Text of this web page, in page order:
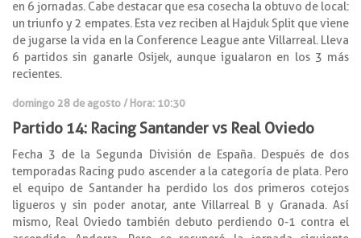
en 6 jornadas. Cabe destacar que esa cosecha la obtuvo de local:
un triunfo y 2 empates. Esta vez reciben al Hajduk Split que viene
de jugarse la vida en la Conference League ante Villarreal. Lleva
6 partidos sin ganarle Osijek, aunque igualaron en los 3 más
recientes.
domingo 28 de agosto / Hora: 10:30
Partido 14: Racing Santander vs Real Oviedo
Fecha 3 de la Segunda División de España. Después de dos
temporadas Racing pudo ascender a la categoría de plata. Pero
el equipo de Santander ha perdido los dos primeros cotejos
ligueros y sin poder anotar, ante Villarreal B y Granada. Así
mismo, Real Oviedo también debuto perdiendo 0-1 contra el